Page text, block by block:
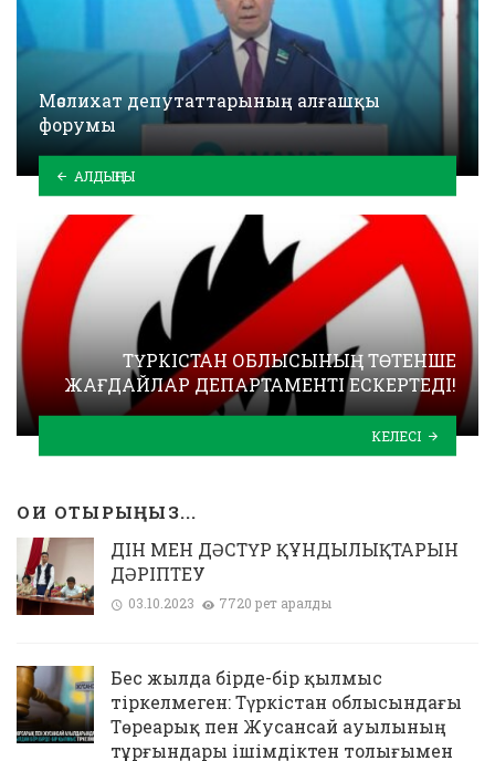
Мәслихат депутаттарының алғашқы
форумы
АЛДЫҢҒЫ
ТҮРКІСТАН ОБЛЫСЫНЫҢ ТӨТЕНШЕ
ЖАҒДАЙЛАР ДЕПАРТАМЕНТІ ЕСКЕРТЕДІ!
КЕЛЕСІ
ОҚИ ОТЫРЫҢЫЗ...
ДІН МЕН ДӘСТҮР ҚҰНДЫЛЫҚТАРЫН
ДӘРІПТЕУ
03.10.2023 7720 рет қаралды
Бес жылда бірде-бір қылмыс
тіркелмеген: Түркістан облысындағы
Төреарық пен Жусансай ауылының
тұрғындары ішімдіктен толығымен